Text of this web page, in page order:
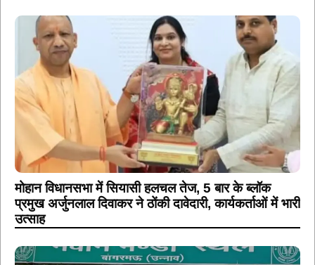
मोहान विधानसभा में सियासी हलचल तेज, 5 बार के ब्लॉक
प्रमुख अर्जुनलाल दिवाकर ने ठोंकी दावेदारी, कार्यकर्ताओं में भारी
उत्साह